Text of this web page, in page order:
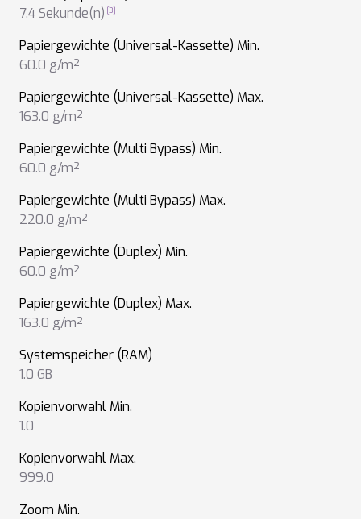
7.4 Sekunde(n)
Papiergewichte (Universal-Kassette) Min.
60.0 g/m²
Papiergewichte (Universal-Kassette) Max.
163.0 g/m²
Papiergewichte (Multi Bypass) Min.
60.0 g/m²
Papiergewichte (Multi Bypass) Max.
220.0 g/m²
Papiergewichte (Duplex) Min.
60.0 g/m²
Papiergewichte (Duplex) Max.
163.0 g/m²
Systemspeicher (RAM)
1.0 GB
Kopienvorwahl Min.
1.0
Kopienvorwahl Max.
999.0
Zoom Min.